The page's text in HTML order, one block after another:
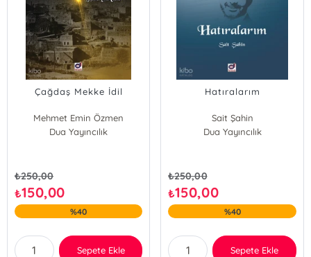
Çağdaş Mekke İdil
Mehmet Emin Özmen
Dua Yayıncılık
₺250,00
₺150,00
%40
Sepete Ekle
Hatıralarım
Sait Şahin
Dua Yayıncılık
₺250,00
₺150,00
%40
Sepete Ekle